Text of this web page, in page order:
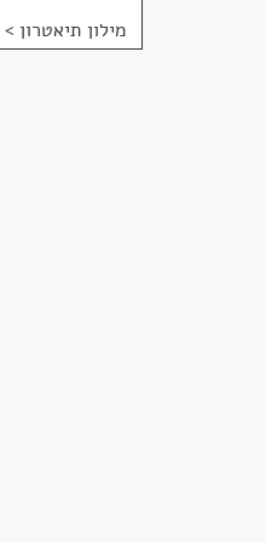
מילון תיאטרון >